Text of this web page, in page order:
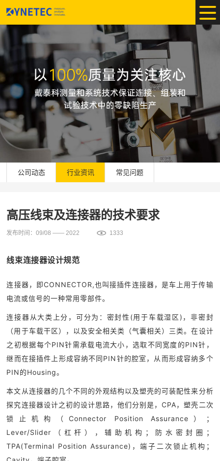
公司动态 行业资讯 常见问题
高压线束及连接器的技术要求
发布时间：09/08 —— 2022 1333
线束连接器设计规范
连接器，即CONNECTOR,也叫接插件连接器，是车上用于传输
电流或信号的一种常用零部件。
连接器从大类上分，可分为：密封性(用于车载湿区)，非密封
（用于车载干区），以及安全相关类（气囊相关）三类。在设计
之初根据每个PIN针需承载电流大小，选取不同宽度的PIN针，
继而在接插件上形成容纳不同PIN针的腔室，从而形成容纳多个
PIN的Housing。
本文从连接器的几个不同的外观结构以及塑壳的可装配性来分析
探究连接器设计之初的设计思路，他们分别是，CPA，塑壳二次
锁止机构（Connector Position Assurance）；
Lever/Slider（杠杆），辅助机构；防水密封圈；
TPA(Terminal Position Assurance)，端子二次锁止机构；